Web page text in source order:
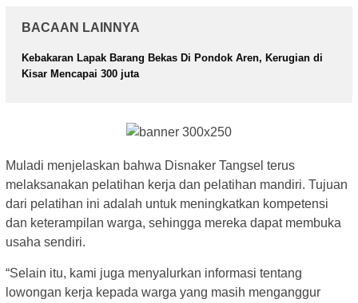
BACAAN LAINNYA
Kebakaran Lapak Barang Bekas Di Pondok Aren, Kerugian di
Kisar Mencapai 300 juta
Muladi menjelaskan bahwa Disnaker Tangsel terus
melaksanakan pelatihan kerja dan pelatihan mandiri. Tujuan
dari pelatihan ini adalah untuk meningkatkan kompetensi
dan keterampilan warga, sehingga mereka dapat membuka
usaha sendiri.
“Selain itu, kami juga menyalurkan informasi tentang
lowongan kerja kepada warga yang masih menganggur